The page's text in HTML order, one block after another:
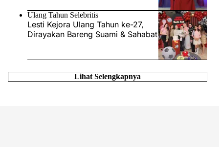
Ulang Tahun Selebritis
Lesti Kejora Ulang Tahun ke-27,
Dirayakan Bareng Suami & Sahabat
Lihat Selengkapnya